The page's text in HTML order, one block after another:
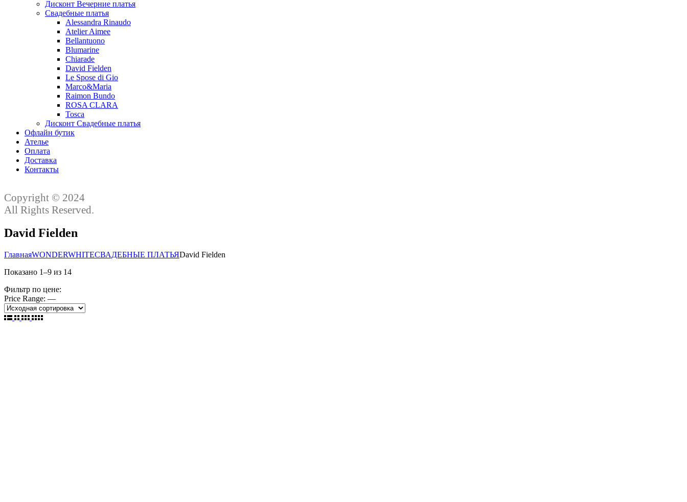
Дисконт Вечерние платья
Свадебные платья
Alessandra Rinaudo
Atelier Aimee
Bellantuono
Blumarine
Chiarade
David Fielden
Le Spose di Gio
Marco&Maria
Raimon Bundo
ROSA CLARA
Tosca
Дисконт Свадебные платья
Офлайн бутик
Ателье
Оплата
Доставка
Контакты
Copyright © 2024
All Rights Reserved.
David Fielden
ГлавнаяWONDERWHITEСВАДЕБНЫЕ ПЛАТЬЯDavid Fielden
Показано 1–9 из 14
Фильтр по цене:
Price Range: —